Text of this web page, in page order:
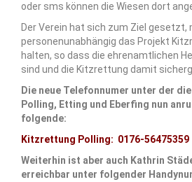
oder sms können die Wiesen dort
Der Verein hat sich zum Ziel gesetzt,
personenunabhängig das Projekt
halten, so dass die ehrenamtlichen
sind und die Kitzrettung damit
Die neue Telefonnumer unter der
Polling, Etting und Eberfing nun
folgende:
Kitzrettung Polling: 0176-56475359
Weiterhin ist aber auch Kathrin
erreichbar unter folgender